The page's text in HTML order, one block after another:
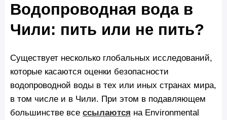
Водопроводная вода в
Чили: пить или не пить?
Существует несколько глобальных исследований,
которые касаются оценки безопасности
водопроводной воды в тех или иных странах мира,
в том числе и в Чили. При этом в подавляющем
большинстве все ссылаются на Environmental